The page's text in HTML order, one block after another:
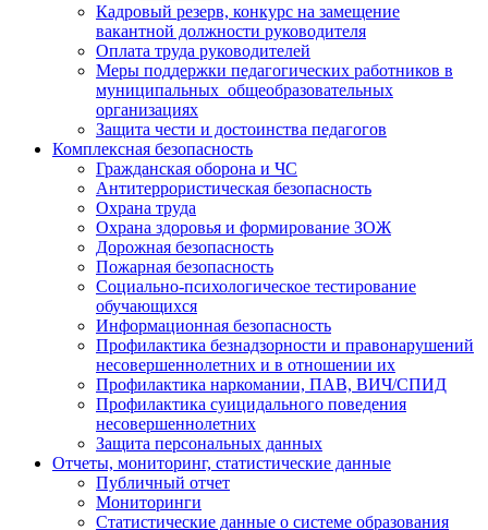
Кадровый резерв, конкурс на замещение
вакантной должности руководителя
Оплата труда руководителей
Меры поддержки педагогических работников в
муниципальных общеобразовательных
организациях
Защита чести и достоинства педагогов
Комплексная безопасность
Гражданская оборона и ЧС
Антитеррористическая безопасность
Охрана труда
Охрана здоровья и формирование ЗОЖ
Дорожная безопасность
Пожарная безопасность
Социально-психологическое тестирование
обучающихся
Информационная безопасность
Профилактика безнадзорности и правонарушений
несовершеннолетних и в отношении их
Профилактика наркомании, ПАВ, ВИЧ/СПИД
Профилактика суицидального поведения
несовершеннолетних
Защита персональных данных
Отчеты, мониторинг, статистические данные
Публичный отчет
Мониторинги
Статистические данные о системе образования